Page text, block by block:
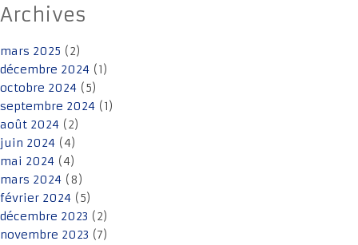
Archives
mars 2025 (2)
décembre 2024 (1)
octobre 2024 (5)
septembre 2024 (1)
août 2024 (2)
juin 2024 (4)
mai 2024 (4)
mars 2024 (8)
février 2024 (5)
décembre 2023 (2)
novembre 2023 (7)